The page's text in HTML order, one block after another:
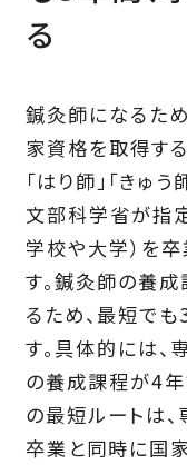
る
鍼灸師になるため
家資格を取得す
「はり師」「きゅ
文部科学省が指
学校や大学）を
す。鍼灸師の養
るため、最短で
す。具体的には
の養成課程が4年
の最短ルートは
卒業と同時に国